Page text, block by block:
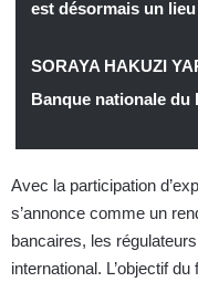
est désormais un
SORAYA HAKUZI
Banque nationale du
Avec la participation
s’annonce comme un
bancaires, les
international. L’objectif